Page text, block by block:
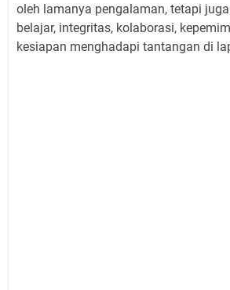
oleh lamanya pengalaman, tetapi
belajar, integritas, kolaborasi,
kesiapan menghadapi tantangan di